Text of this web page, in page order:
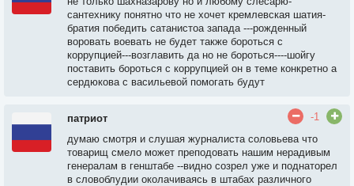
сантехнику понятно что не хочет кремлевская шатия-
братия победить сатанистоа запада ---рожденный
воровать воевать не будет также бороться с
коррупцией---возглавить да но не бороться----шойгу
поставить бороться с коррупцией он в теме конкретно а
сердюкова с васильевой помогать будут
патриот
-1
думаю смотря и слушая журналиста соловьева что
товарищ смело может преподовать нашим нерадивым
генералам в генштабе --видно созрел уже и поднаторел
в словоблудии околачиваясь в штабах различного